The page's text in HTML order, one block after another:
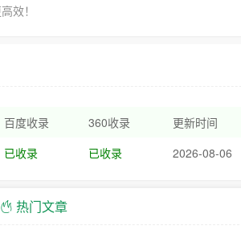
效！
百度收录 360收录 更新时间
已收录 已收录 2026-08-06
热门文章